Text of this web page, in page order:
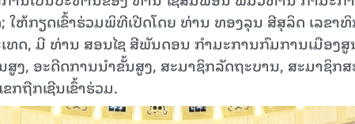
ຫ້ກຽດເຂົ້າຮ່ວມພິທີເປີດໂດຍ ທ່ານ ທອງລຸນ ສີສຸລິດ ເລຂາ
ດ, ມີ ທ່ານ ສອນໄຊ ສີພັນດອນ ກຳມະການກົມການເມືອງ
ງ, ອະດີດການນໍາຂັ້ນສູງ, ສະມາຊິກລັດຖະບານ, ສະມາຊິກ
ຖືກເຊີນເຂົ້າຮ່ວມ.